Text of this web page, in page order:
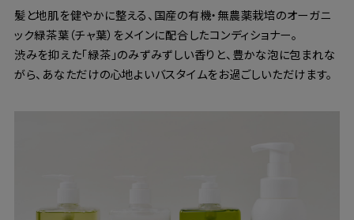
髪と地肌を健やかに整える、国産の有機・無農薬栽培のオーガニ
ック緑茶葉（チャ葉）をメインに配合したコンディショナー。
渋みを抑えた「緑茶」のみずみずしい香りと、豊かな泡に包まれな
がら、あなただけの心地よいバスタイムをお過ごしいただけます。